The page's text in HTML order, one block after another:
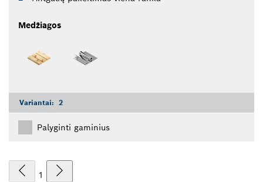
Medžiagos
Variantai: 2
Palyginti gaminius
1